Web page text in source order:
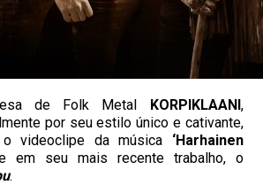
de Folk Metal KORPIKLAANI,
por seu estilo único e cativante,
videoclipe da música ‘Harhainen
em seu mais recente trabalho, o
.